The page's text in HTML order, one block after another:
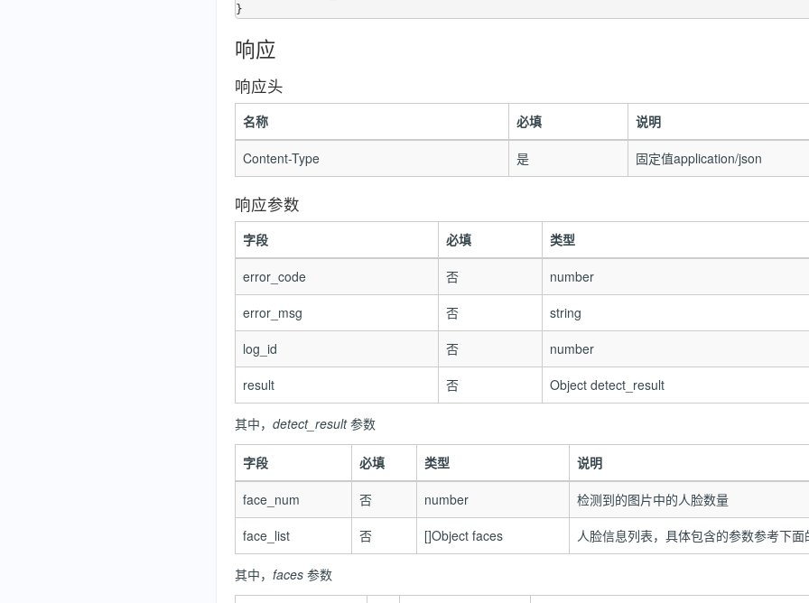
响应
响应头
名称 必填 说明
Content-Type 是 固定值application/json
响应参数
字段 必填 类型
error_code 否 number
error_msg
否 string
log_id
否 number
result
否 Object detect_result
其中， detect_result参数
字段 必填 类型 说明
face_num 否 number
检测到的图片中的人脸数量
face_list
否 []Object faces 人脸信息列表，具体包含的参数参考下面
其中， faces 参数